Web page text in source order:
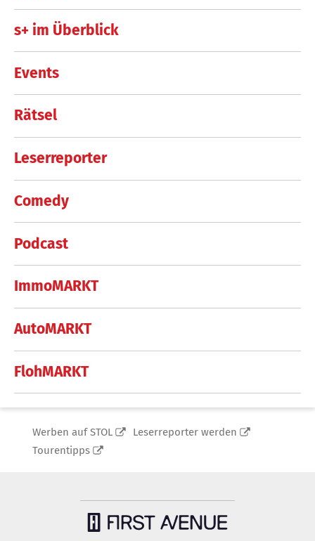
s+ im Überblick
Events
Rätsel
Leserreporter
Comedy
Podcast
ImmoMARKT
AutoMARKT
FlohMARKT
Werben auf STOL
Leserreporter werden
Tourentipps